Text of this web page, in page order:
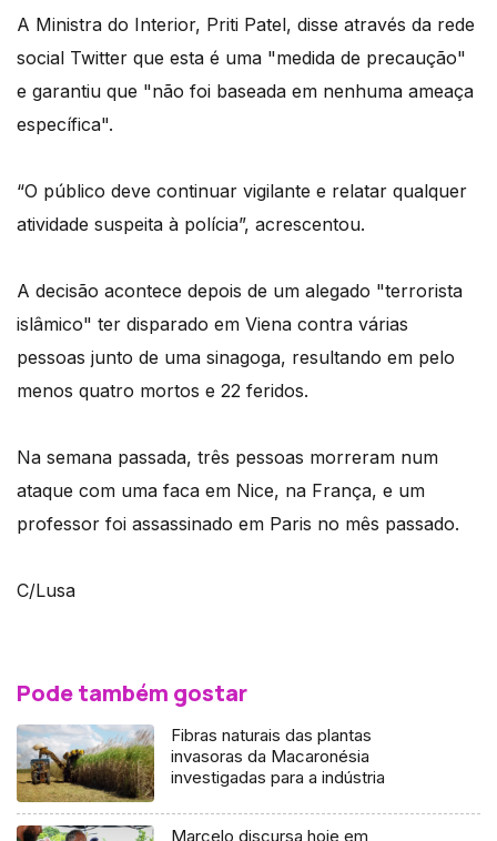
A Ministra do Interior, Priti Patel, disse através da rede
social Twitter que esta é uma "medida de precaução"
e garantiu que "não foi baseada em nenhuma ameaça
específica".
“O público deve continuar vigilante e relatar qualquer
atividade suspeita à polícia”, acrescentou.
A decisão acontece depois de um alegado "terrorista
islâmico" ter disparado em Viena contra várias
pessoas junto de uma sinagoga, resultando em pelo
menos quatro mortos e 22 feridos.
Na semana passada, três pessoas morreram num
ataque com uma faca em Nice, na França, e um
professor foi assassinado em Paris no mês passado.
C/Lusa
Pode também gostar
Fibras naturais das plantas
invasoras da Macaronésia
investigadas para a indústria
Marcelo discursa hoje em